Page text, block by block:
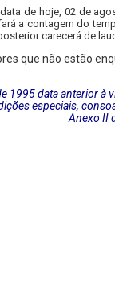
de hoje, 02 de
a contagem do
carecerá de
que não estão
1995 data anterior
especiais,
Anexo II